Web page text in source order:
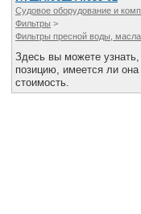
Судовое оборудование и
Фильтры >
Фильтры пресной воды,
Здесь вы можете
позицию, имеется ли
стоимость.